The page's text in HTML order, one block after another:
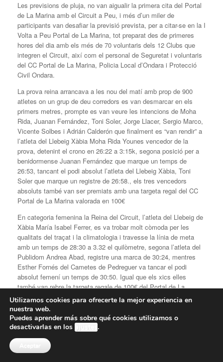
Les previsions de pluja, no van aigualir la primera cita del Portal
de La Marina amb el Circuit a Peu, i més d’un miler de
participants van desafiar la previsió prevista, per a citar-se en la I
Volta a Peu Portal de La Marina, tot preparat des de primeres
hores del dia amb els més de 70 voluntaris dels 12 Clubs que
integren el Circuit, així com el personal de Seguretat i voluntaris
del CC Portal de La Marina, Policia Local d’Ondara i Protecció
Civil Ondara.
La prova reina arrancava a les nou del matí amb prop de 900
atletes on un grup de deu corredors es van desmarcar en els
primers metres, prompte es van veure les intencions de Moha
Rida, Juanan Fernández, Toni Soler, Jorge Llacer, Sergio Marco,
Vicente Solbes i Adrián Calderón que finalment es “van rendir” a
l’atleta del Llebeig Xàbia Moha Rida Younes vencedor de la
prova, detenint el crono en 26:22 a 3:15k, segona posició per a
benidormense Juanan Fernández que marque un temps de
26:53, tancant el podi absolut l’atleta del Llebeig Xàbia, Toni
Soler que marque un registre de 26:58., els tres vencedors
absoluts també van ser premiats amb una targeta regal del CC
Portal de La Marina valorada en 100€
En categoria femenina la Reina del Circuit, l’atleta del Llebeig de
Xàbia María Isabel Ferrer, es va trobar molt còmoda per les
qualitats del traçat i la climatologia i travesse la línia de meta
amb un temps de 28:30 a 3.32 el quilòmetre, segona l’atleta del
Publidom Andrea Abad, registre una marca de 30:24, mentres
Esther Fornés del Cametes de Pedreguer va tancar el podi
absolut femení un temps de 30:50. Igual que els xics elles
també van rebre la targeta regale de 100€ del Portal de La
Marina de mans de Virginia Carrasco i Inma Do Campo.
Utilizamos cookies para ofrecerte la mejor experiencia en
nuestra web.
Puedes aprender más sobre qué cookies utilizamos o
desactivarlas en los ajustes.